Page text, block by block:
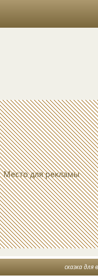
Место для рекламы
сказка для